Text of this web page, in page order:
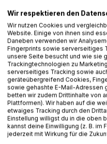
Auf die Merkliste
Titel bewerten
BESCHREIBUNG
Dieses Buch lebt von
einem Augenzwinkern eine
Wir respektieren den
Wir nutzen Cookies und
Website. Einige von ihnen sind
Daneben verwenden wir
Fingerprints sowie serverseitiges
unsere Seite besucht und wie sie
Trackingtechnologien zu
serverseitiges Tracking sowie
geräteübergreifend Cookies,
sowie gehashte E-Mail-Adressen
betten wir zudem Drittinhalte von
Plattformen). Wir haben auf die
etwaiges Tracking durch den
Einstellung willigst du in die oben
kannst deine Einwilligung (z. B. im
jederzeit mit Wirkung für die